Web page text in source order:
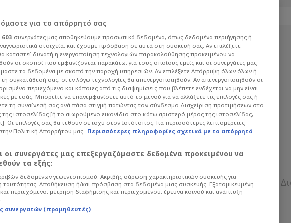
οι Αγγελόπουλοι:
μπαμ με
Μπάσκετ Euroleague
Ευρώπης και οι αδερφοί
ολοκληρώσουν μία τεράστια
για το απόρρητό σας
603 συνεργάτες μας αποθηκεύουμε προσωπικά δεδομένα, όπως δεδομένα περιήγησης ή
στοιχεία, και έχουμε πρόσβαση σε αυτά στη συσκευή σας. Αν επιλέξετε
καταστεί δυνατή η ενεργοποίηση τεχνολογιών παρακολούθησης προκειμένου να
οι σκοποί που εμφανίζονται παρακάτω, για τους οποίους εμείς και οι συνεργάτες μας
τα δεδομένα με σκοπό την παροχή υπηρεσιών. Αν επιλέξετε Απόρριψη όλων όλων ή
συγκατάθεσή σας, οι εν λόγω τεχνολογίες θα απενεργοποιηθούν. Αν απενεργοποιηθούν οι
περιεχόμενο και κάποιες από τις διαφημίσεις που βλέπετε ενδέχεται να μην είναι
με εσάς. Μπορείτε να επανεμφανίσετε αυτό το μενού για να αλλάξετε τις επιλογές σας ή
τη συναίνεσή σας ανά πάσα στιγμή πατώντας τον σύνδεσμο Διαχείριση προτιμήσεων στο
ιστοσελίδας [ή το αιωρούμενο εικονίδιο στο κάτω αριστερό μέρος της ιστοσελίδας,
Οι επιλογές σας θα τεθούν σε ισχύ στον Ιστότοπος. Για περισσότερες λεπτομέρειες
Πολιτική Απορρήτου μας. Περισσότερες πληροφορίες σχετικά με το απόρρητό
οι συνεργάτες μας επεξεργαζόμαστε δεδομένα προκειμένου να
τα εξής:
δεδομένων γεωεντοπισμού. Ακριβής σάρωση χαρακτηριστικών συσκευής για
ταυτότητας. Αποθήκευση ή/και πρόσβαση στα δεδομένα μιας συσκευής. Εξατομικευμένη
περιεχόμενο, μέτρηση διαφήμισης και περιεχομένου, έρευνα κοινού και ανάπτυξη
συνεργατών (προμηθευτές)